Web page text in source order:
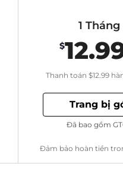
1 Tháng
$
Thanh toán $12.99
Trang bị
Đảm bảo hoàn tiền
Đã bao gồm